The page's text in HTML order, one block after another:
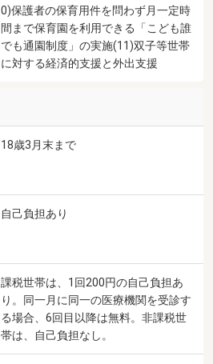
0)保護者の保育用件を問わず月一定時
間まで保育園を利用できる「こども誰
でも通園制度」の実施(11)双子等世帯
に対する経済的支援と外出支援
18歳3月末まで
自己負担あり
課税世帯は、1回200円の自己負担あ
り。同一月に同一の医療機関を受診す
る場合、6回目以降は無料。非課税世
帯は、自己負担なし。